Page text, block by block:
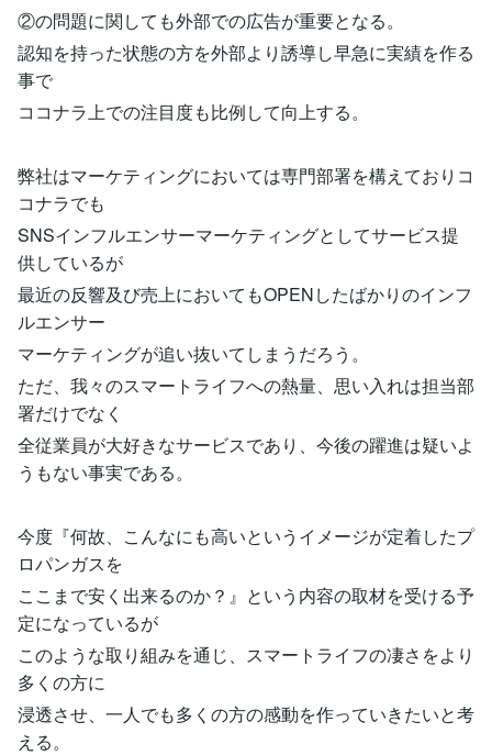
②の問題に関しても外部での広告が重要となる。
認知を持った状態の方を外部より誘導し早急に実績を作る
事で
ココナラ上での注目度も比例して向上する。
弊社はマーケティングにおいては専門部署を構えておりコ
コナラでも
SNSインフルエンサーマーケティングとしてサービス提
供しているが
最近の反響及び売上においてもOPENしたばかりのインフ
ルエンサー
マーケティングが追い抜いてしまうだろう。
ただ、我々のスマートライフへの熱量、思い入れは担当部
署だけでなく
全従業員が大好きなサービスであり、今後の躍進は疑いよ
うもない事実である。
今度『何故、こんなにも高いというイメージが定着したプ
ロパンガスを
ここまで安く出来るのか？』という内容の取材を受ける予
定になっているが
このような取り組みを通じ、スマートライフの凄さをより
多くの方に
浸透させ、一人でも多くの方の感動を作っていきたいと考
える。